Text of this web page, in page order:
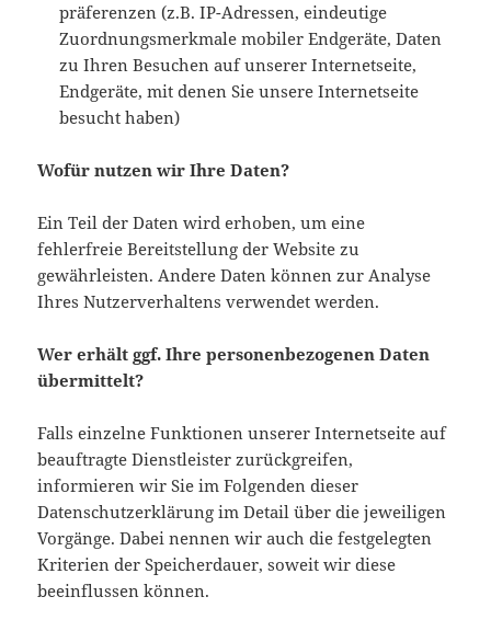
präferenzen (z.B. IP-Adressen, eindeutige
Zuordnungsmerkmale mobiler Endgeräte, Daten
zu Ihren Besuchen auf unserer Internetseite,
Endgeräte, mit denen Sie unsere Internetseite
besucht haben)
Wofür nutzen wir Ihre Daten?
Ein Teil der Daten wird erhoben, um eine
fehlerfreie Bereitstellung der Website zu
gewährleisten. Andere Daten können zur Analyse
Ihres Nutzerverhaltens verwendet werden.
Wer erhält ggf. Ihre personenbezogenen Daten
übermittelt?
Falls einzelne Funktionen unserer Internetseite auf
beauftragte Dienstleister zurückgreifen,
informieren wir Sie im Folgenden dieser
Datenschutzerklärung im Detail über die jeweiligen
Vorgänge. Dabei nennen wir auch die festgelegten
Kriterien der Speicherdauer, soweit wir diese
beeinflussen können.